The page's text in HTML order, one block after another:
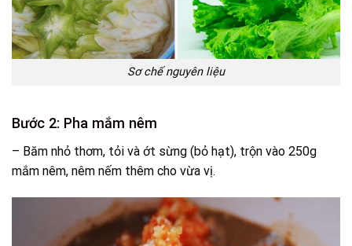
Sơ chế nguyên liệu
Bước 2: Pha mắm nêm
– Băm nhỏ thơm, tỏi và ớt sừng (bỏ hạt), trộn vào 250g
mắm nêm, nêm nếm thêm cho vừa vị.